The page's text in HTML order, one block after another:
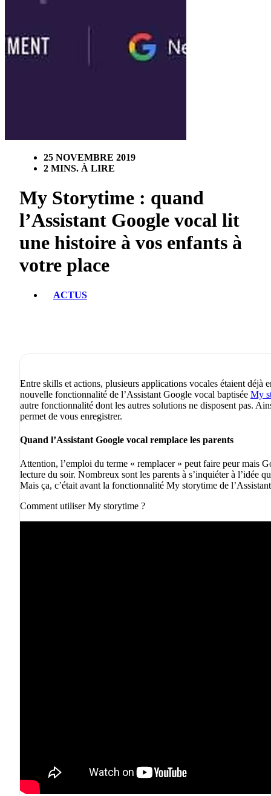
25 NOVEMBRE 2019
2 MINS. À LIRE
My Storytime : quand
l’Assistant Google vocal lit
une histoire à vos enfants à
votre place
ACTUS
Entre skills et actions, plusieurs applications vocales étaient déjà
nouvelle fonctionnalité de l’Assistant Google vocal baptisée My
autre fonctionnalité dont les autres solutions ne disposent pas.
permet de vous enregistrer.
Quand l’Assistant Google vocal remplace les parents
Attention, l’emploi du terme « remplacer » peut faire peur mais
lecture du soir. Nombreux sont les parents à s’inquiéter à l’idée
Mais ça, c’était avant la fonctionnalité My storytime de
Comment utiliser My storytime ?